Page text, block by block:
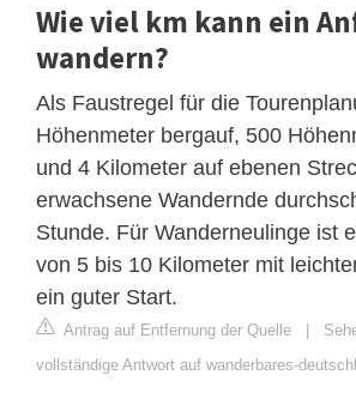
Wie viel km kann ein
wandern?
Als Faustregel für die
Höhenmeter bergauf, 500
und 4 Kilometer auf ebenen
erwachsene Wandernde
Stunde. Für Wanderneulinge ist
von 5 bis 10 Kilometer mit
ein guter Start.
Antrag auf Entfernung der Quelle |
vollständige Antwort auf wanderbares-